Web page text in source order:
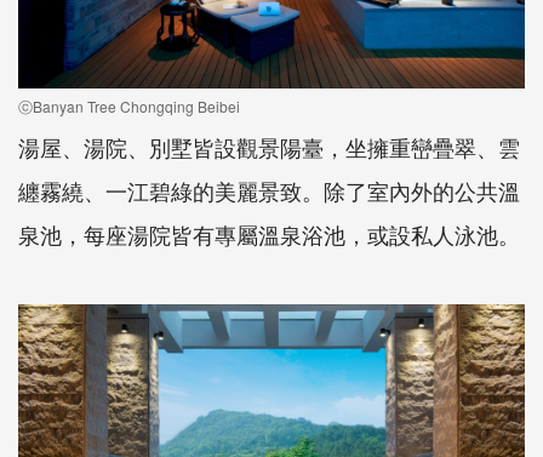
ⓒBanyan Tree Chongqing Beibei
湯屋、湯院、別墅皆設觀景陽臺，坐擁重巒疊翠、雲
纏霧繞、一江碧綠的美麗景致。除了室內外的公共溫
泉池，每座湯院皆有專屬溫泉浴池，或設私人泳池。